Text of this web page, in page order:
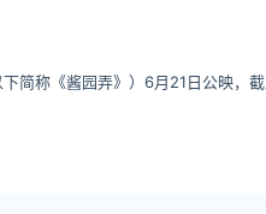
简称《酱园弄》）6月21日公映，